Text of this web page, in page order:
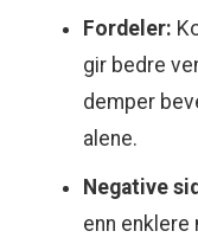
Fordeler:
gir bedre
demper
alene.
Negative
enn enklere